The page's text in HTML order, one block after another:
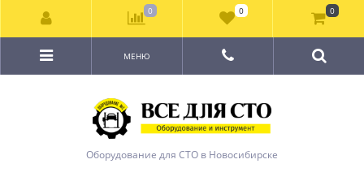
Оборудование для СТО в Новосибирске
МЕНЮ
0 0 0